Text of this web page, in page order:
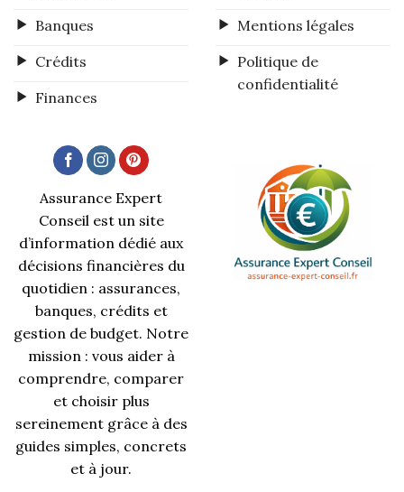
Banques
Crédits
Finances
Mentions légales
Politique de
confidentialité
Assurance Expert
Conseil est un site
d’information dédié aux
décisions financières du
quotidien : assurances,
banques, crédits et
gestion de budget. Notre
mission : vous aider à
comprendre, comparer
et choisir plus
sereinement grâce à des
guides simples, concrets
et à jour.